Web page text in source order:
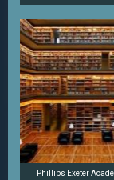
Phillips Exeter